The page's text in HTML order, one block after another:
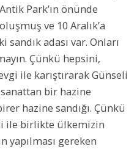
Park’ın önünde
ve 10 Aralık’a
adası var. Onları
Çünkü hepsini,
ile karıştırarak Günseli
bir hazine
hazine sandığı. Çünkü
ile birlikte ülkemizin
yapılması gereken